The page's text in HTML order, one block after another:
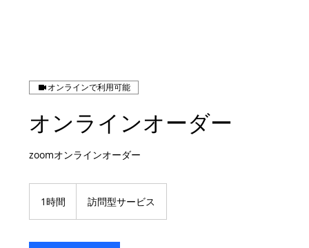
オンラインで利用可能
オンラインオーダー
zoomオンラインオーダー
1時間 訪問型サービス